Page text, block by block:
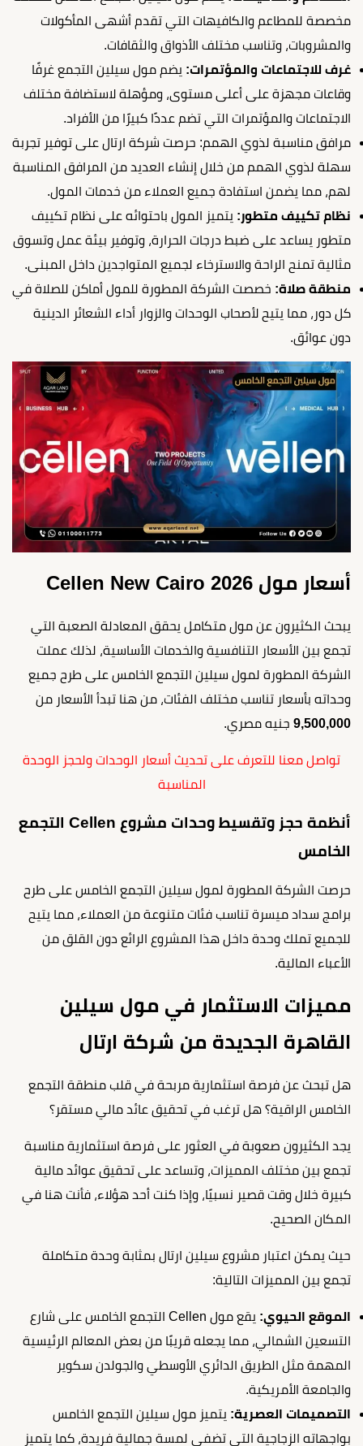
مخصصة للمطاعم والكافيهات التي تقدم أشهى المأكولات
والمشروبات، وتناسب مختلف الأذواق والثقافات.
غرف للاجتماعات والمؤتمرات: يضم مول سيلين التجمع غرفًا
وقاعات مجهزة على أعلى مستوى، ومؤهلة لاستضافة مختلف
الاجتماعات والمؤتمرات التي تضم عددًا كبيرًا من الأفراد.
مرافق مناسبة لذوي الهمم: حرصت شركة ارتال على توفير تجربة
سهلة لذوي الهمم من خلال إنشاء العديد من المرافق المناسبة
لهم، مما يضمن استفادة جميع العملاء من خدمات المول.
نظام تكييف متطور: يتميز المول باحتوائه على نظام تكييف
متطور يساعد على ضبط درجات الحرارة، وتوفير بيئة عمل وتسوق
مثالية تمنح الراحة والاسترخاء لجميع المتواجدين داخل المبنى.
منطقة صلاة: خصصت الشركة المطورة للمول أماكن للصلاة في
كل دور، مما يتيح لأصحاب الوحدات والزوار أداء الشعائر الدينية
دون عوائق.
أسعار مول Cellen New Cairo 2026
يبحث الكثيرون عن مول متكامل يحقق المعادلة الصعبة التي
تجمع بين الأسعار التنافسية والخدمات الأساسية، لذلك عملت
الشركة المطورة لمول سيلين التجمع الخامس على طرح جميع
وحداته بأسعار تناسب مختلف الفئات، من هنا تبدأ الأسعار من
9,500,000 جنيه مصري.
تواصل معنا للتعرف على تحديث أسعار الوحدات ولحجز الوحدة
المناسبة
أنظمة حجز وتقسيط وحدات مشروع Cellen التجمع
الخامس
حرصت الشركة المطورة لمول سيلين التجمع الخامس على طرح
برامج سداد ميسرة تناسب فئات متنوعة من العملاء، مما يتيح
للجميع تملك وحدة داخل هذا المشروع الرائع دون القلق من
الأعباء المالية.
مميزات الاستثمار في مول سيلين
القاهرة الجديدة من شركة ارتال
هل تبحث عن فرصة استثمارية مربحة في قلب منطقة التجمع
الخامس الراقية؟ هل ترغب في تحقيق عائد مالي مستقر؟
يجد الكثيرون صعوبة في العثور على فرصة استثمارية مناسبة
تجمع بين مختلف المميزات، وتساعد على تحقيق عوائد مالية
كبيرة خلال وقت قصير نسبيًا، وإذا كنت أحد هؤلاء، فأنت هنا في
المكان الصحيح.
حيث يمكن اعتبار مشروع سيلين ارتال بمثابة وحدة متكاملة
تجمع بين المميزات التالية:
الموقع الحيوي:
يقع مول Cellen التجمع الخامس على شارع
التسعين الشمالي، مما يجعله قريبًا من بعض المعالم الرئيسية
المهمة مثل الطريق الدائري الأوسطي والجولدن سكوير
والجامعة الأمريكية.
التصميمات العصرية: يتميز مول سيلين التجمع الخامس
بواجهاته الزجاجية التي تضفي لمسة جمالية فريدة، كما يتميز